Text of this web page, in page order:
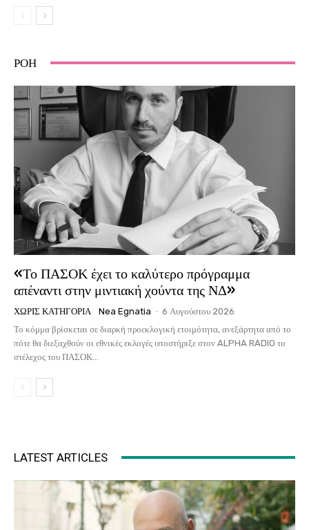
ΡΟΗ
«Το ΠΑΣΟΚ έχει το καλύτερο πρόγραμμα
απέναντι στην μιντιακή χούντα της ΝΔ»
ΧΩΡΊΣ ΚΑΤΗΓΟΡΊΑ Nea Egnatia - 6 Αυγούστου 2026
Το κόμμα βρίσκεται σε διαρκή προεκλογική ετοιμότητα, ανεξάρτητα από το
πότε θα διεξαχθούν οι εθνικές εκλογές υποστήριξε στον ALPHA RADIO το
στέλεχος του ΠΑΣΟΚ...
LATEST ARTICLES